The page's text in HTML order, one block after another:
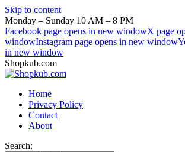
Skip to content
Monday – Sunday 10 AM – 8 PM
Facebook page opens in new windowX page
windowInstagram page opens in new window
in new window
Shopkub.com
Home
Privacy Policy
Contact
About
Search: